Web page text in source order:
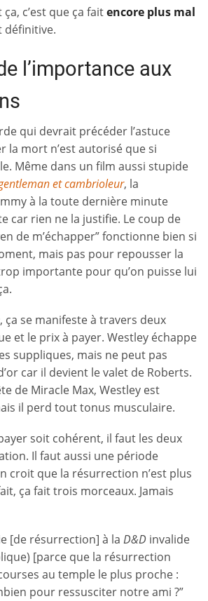
c’est que ça faitencore plus mal
définitive.
l’importance aux
qui devrait précéder l’astuce
la mort n’est autorisé que si
Même dans un film aussi stupide
et cambrioleur, la
à la toute dernière minute
car rien ne la justifie. Le coup de
de m’échapper” fonctionne bien si
mais pas pour repousser la
importante pour qu’on puisse lui
, ça se manifeste à travers deux
et le prix à payer. Westley échappe
suppliques, mais ne peut pas
car il devient le valet de Roberts.
de Miracle Max, Westley est
il perd tout tonus musculaire.
soit cohérent, il faut les deux
Il faut aussi une période
croit que la résurrection n’est plus
ça fait trois morceaux. Jamais
[de résurrection] à la D&D invalide
[parce que la résurrection
au temple le plus proche :
pour ressusciter notre ami ?”